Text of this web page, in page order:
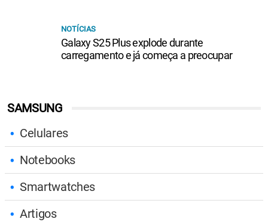
SAMSUNG
Celulares
Notebooks
Smartwatches
Artigos
NOTÍCIAS
Galaxy S25 Plus explode durante
carregamento e já começa a preocupar